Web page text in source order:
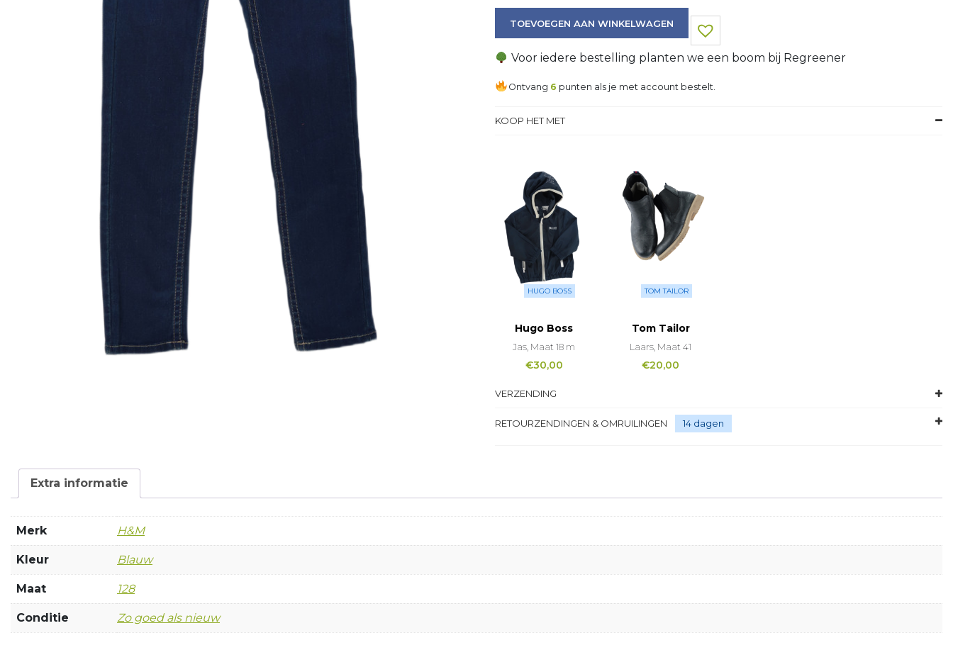
TOEVOEGEN AAN WINKELWAGEN
Voor iedere bestelling planten we een boom bij Regreener
Ontvang 6 punten als je met account bestelt.
KOOP HET MET
HUGO BOSS
Hugo Boss
Jas, Maat 18 m
€30,00
TOM TAILOR
Tom Tailor
Laars, Maat 41
€20,00
VERZENDING
RETOURZENDINGEN & OMRUILINGEN 14 dagen
Extra informatie
Merk H&M
Kleur Blauw
Maat 128
Conditie Zo goed als nieuw